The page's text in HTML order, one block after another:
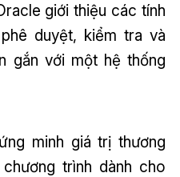
giới thiệu các tính
duyệt, kiểm tra và
gắn với một hệ thống
minh giá trị thương
trình dành cho